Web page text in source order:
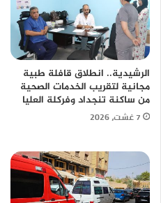
الرشيدية.. انطلاق قافلة طبية
مجانية لتقريب الخدمات الصحية
من ساكنة تنجداد وفركلة العليا
7 غشت، 2026